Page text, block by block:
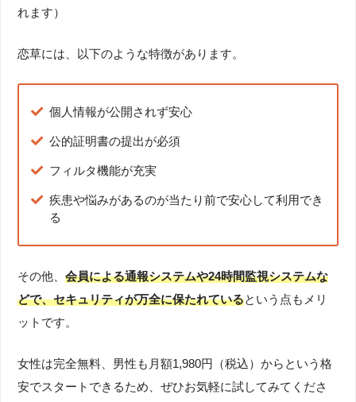
れます）
恋草には、以下のような特徴があります。
個人情報が公開されず安心
公的証明書の提出が必須
フィルタ機能が充実
疾患や悩みがあるのが当たり前で安心して利用でき
る
その他、会員による通報システムや24時間監視システムな
どで、セキュリティが万全に保たれているという点もメリ
ットです。
女性は完全無料、男性も月額1,980円（税込）からという格
安でスタートできるため、ぜひお気軽に試してみてくださ